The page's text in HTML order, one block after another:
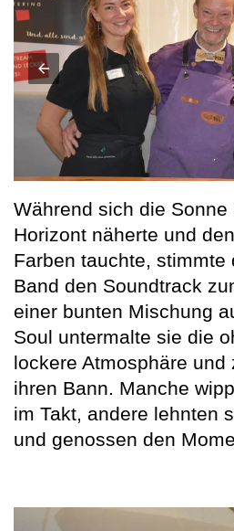
Während sich die Sonne
Horizont näherte und
Farben tauchte, stimmte
Band den Soundtrack
einer bunten Mischung
Soul untermalte sie die
lockere Atmosphäre und
ihren Bann. Manche
im Takt, andere lehnten
und genossen den